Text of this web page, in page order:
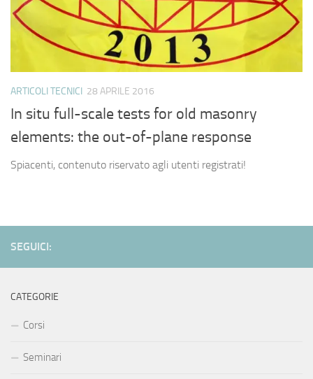
ARTICOLI TECNICI 28 APRILE 2016
In situ full-scale tests for old masonry
elements: the out-of-plane response
Spiacenti, contenuto riservato agli utenti registrati!
SEGUICI:
CATEGORIE
Corsi
Seminari